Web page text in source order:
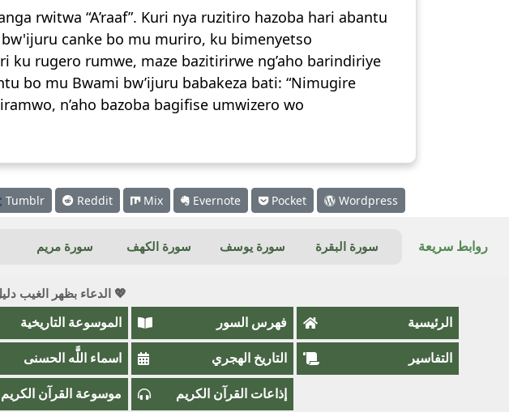
rwitwa “A’raaf”. Kuri nya ruzitiro hazoba hari abantu
canke bo mu muriro, ku bimenyetso
ku rugero rumwe, maze bazitirirwe ng’aho barindiriye
bo mu Bwami bw’ijuru babakeza bati: “Nimugire
n’aho bazoba bagifise umwizero wo
Tumblr Reddit Mix Evernote Pocket Wordpress
روابط سريعة سورة البقرة سورة يوسف سورة الكهف سورة مريم
💖 الدعاء بظهر الغيب
الرئيسية فهرس السور الموسوعة التاريخية
التفاسير التاريخ الهجري اسماء اللَّٰه الحسنى
إذاعات القرآن الكريم موسوعة القرآن الكريم